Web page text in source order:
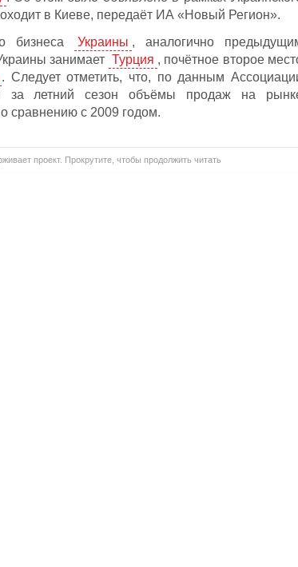
в Киеве, передаёт ИА «Новый Регион».
бизнеса
Украины , аналогично
занимает Турция , почётное второе
. Следует отметить, что, по данным
за летний сезон объёмы продаж на
сравнению с 2009 годом.
проект. Прокрутите, чтобы продолжить читать